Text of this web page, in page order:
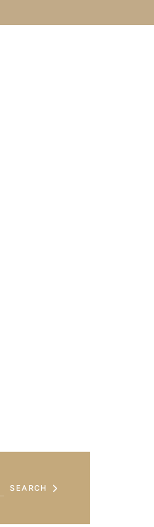
SEARCH